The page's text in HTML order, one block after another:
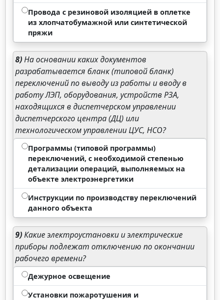
Провода с резиновой изоляцией в оплетке
из хлопчатобумажной или синтетической
пряжи
8)На основании каких документов
разрабатывается бланк (типовой бланк)
переключений по выводу из работы и вводу в
работу ЛЭП, оборудования, устройств РЗА,
находящихся в диспетчерском управлении
диспетчерского центра (ДЦ) или
технологическом управлении ЦУС, НСО?
Программы (типовой программы)
переключений, с необходимой степенью
детализации операций, выполняемых на
объекте электроэнергетики
Инструкции по производству переключений
данного объекта
9)Какие электроустановки и электрические
приборы подлежат отключению по окончании
рабочего времени?
Дежурное освещение
Установки пожаротушения и